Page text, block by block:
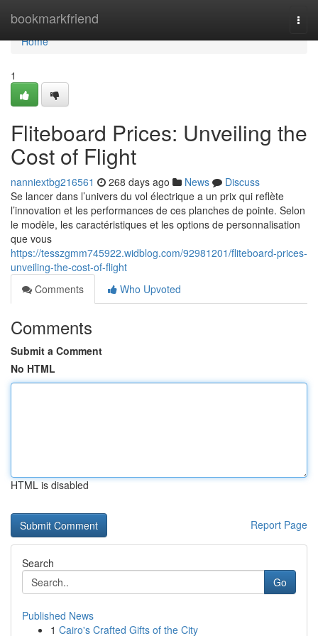
bookmarkfriend
Home
Home
1
Fliteboard Prices: Unveiling the
Cost of Flight
nanniextbg216561 268 days ago News
Discuss
Se lancer dans l’univers du vol électrique a un prix qui reflète
l’innovation et les performances de ces planches de pointe. Selon
le modèle, les caractéristiques et les options de personnalisation
que vous
https://tesszgmm745922.widblog.com/92981201/fliteboard-prices-
unveiling-the-cost-of-flight
Comments
Who Upvoted
Comments
Submit a Comment
No HTML
HTML is disabled
Report Page
Search
Go
Published News
1 Cairo's Crafted Gifts of the City